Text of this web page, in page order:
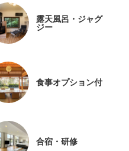
露天風呂・ジャグ
ジー
食事オプション付
合宿・研修